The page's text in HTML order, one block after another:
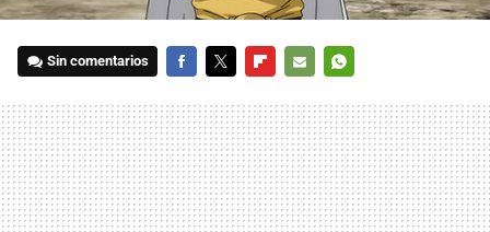
Sin comentarios
MAIL